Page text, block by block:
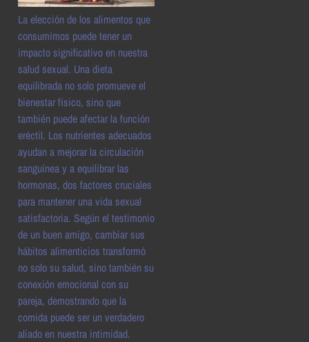
La elección de los alimentos que
consumimos puede tener un
impacto significativo en nuestra
salud sexual. Una dieta
equilibrada no solo promueve el
bienestar físico, sino que
también puede afectar la función
eréctil. Los nutrientes adecuados
ayudan a mejorar la circulación
sanguínea y a equilibrar las
hormonas, dos factores cruciales
para mantener una vida sexual
satisfactoria. Según el testimonio
de un buen amigo, cambiar sus
hábitos alimenticios transformó
no solo su salud, sino también su
conexión emocional con su
pareja, demostrando que la
comida puede ser un verdadero
aliado en nuestra intimidad.